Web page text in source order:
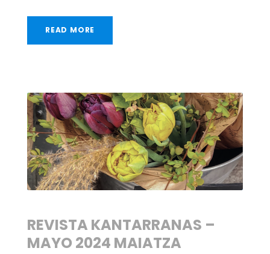
READ MORE
REVISTA KANTARRANAS –
MAYO 2024 MAIATZA